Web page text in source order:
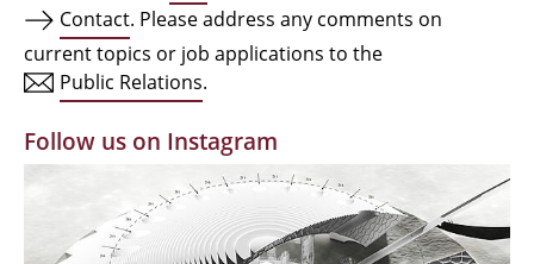
Facilities
Alumni | cloud club
Documents and Downloads
Contact. Please address any comments on
current topics or job applications to the
Public Relations.
Follow us on Instagram